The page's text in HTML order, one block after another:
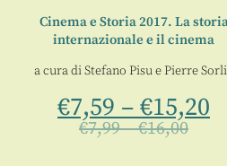
Cinema e Storia 2017. La storia
internazionale e il cinema
a cura diStefano PisuePierre Sorlin
€7,59–€15,20
€7,99–€16,00